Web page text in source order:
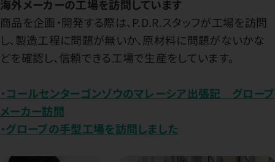
海外メーカーの工場を訪問しています
商品を企画・開発する際は、P.D.R.スタッフが工場を訪問
し、製造工程に問題が無いか、原材料に問題がないかな
どを確認し、信頼できる工場で生産をしています。
・コールセンターゴンゾウのマレーシア出張記 グローブ
メーカー訪問
・グローブの手型工場を訪問しました